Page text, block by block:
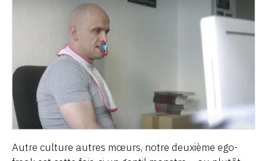
Autre culture autres mœurs, notre deuxième ego-